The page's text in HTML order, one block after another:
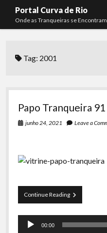
Portal Curva de Rio
Onde as Tranqueiras se Encontram
menu
Curva de Rio
Komos
Arquivo CDR
Papo Tranqueira
A Ripa É a Lei
Membros
Tag: 2001
Papo Tranqueira
junho 24, 2021 Leave a
Continue ReadingPapo
Tranqueira
Adaptações
Tocador
00:00